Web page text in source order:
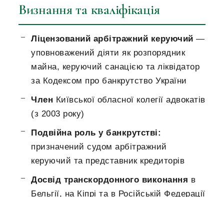
Визнання та кваліфікація
Ліцензований арбітражний керуючий —
уповноважений діяти як розпорядник
майна, керуючий санацією та ліквідатор
за Кодексом про банкрутство України
Член Київської обласної колегії адвокатів
(з 2003 року)
Подвійна роль у банкрутстві:
призначений судом арбітражний
керуючий та представник кредиторів
Досвід транскордонного виконання в
Бельгії, на Кіпрі та в Російській Федерації